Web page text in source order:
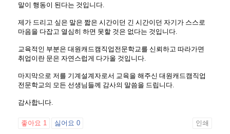
말이 행동이 된다는 것입니다.
제가 드리고 싶은 말은 짧은 시간이던 긴 시간이던 자기가 스스로
마음을 다잡고 열심히 하면 못할 것은 없다는 것입니다.
교육적인 부분은 대원캐드캠직업전문학교를 신뢰하고 따라가면
취업이란 문은 자연스럽게 다가올 것입니다.
마지막으로 저를 기계설계자로서 교육을 해주신 대원캐드캠직업
전문학교의 모든 선생님들께 감사의 말씀을 드립니다.
감사합니다.
좋아요 1 싫어요 0 인쇄